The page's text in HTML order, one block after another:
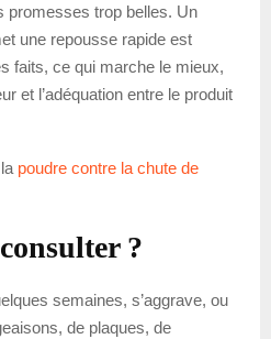
promesses trop belles. Un
une repousse rapide est
faits, ce qui marche le mieux,
et l’adéquation entre le produit
poudre contre la chute de
?
semaines, s’aggrave, ou
de plaques, de